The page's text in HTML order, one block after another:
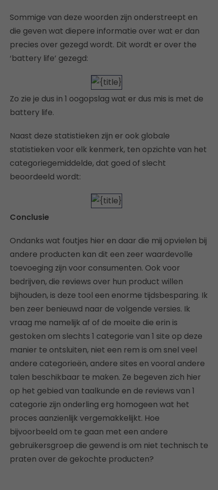
Sommige van deze woorden zijn onderstreept en
die geven wat diepere informatie over wat er dan
precies over gezegd wordt. Dit wordt er over the
‘battery life’ gezegd:
Zo zie je dus in 1 oogopslag wat er dus mis is met de
battery life.
Naast deze statistieken zijn er ook globale
statistieken voor elk kenmerk, ten opzichte van het
categoriegemiddelde, dat goed of slecht
beoordeeld wordt:
Conclusie
Ondanks wat foutjes hier en daar die mij opvielen bij
andere producten kan dit een zeer waardevolle
toevoeging zijn voor consumenten. Ook voor
bedrijven, die reviews over hun product willen
bijhouden, is deze tool een enorme tijdsbesparing. Ik
ben zeer benieuwd naar de volgende versies. Ik
vraag me namelijk af of de moeite die erin is
gestoken om slechts 1 categorie van 1 site op deze
manier te ontsluiten, niet een rem is om snel veel
andere categorieën, andere sites en vooral andere
talen beschikbaar te maken. Ze begeven zich hier
op het gebied van taalkunde en de reviews van 1
categorie zijn onderling erg homogeen wat het
proces aanzienlijk vergemakkelijkt. Hoe
bijvoorbeeld om te gaan met een andere
gebruikersgroep die gewend is om niet technisch te
praten over de gekochte producten?